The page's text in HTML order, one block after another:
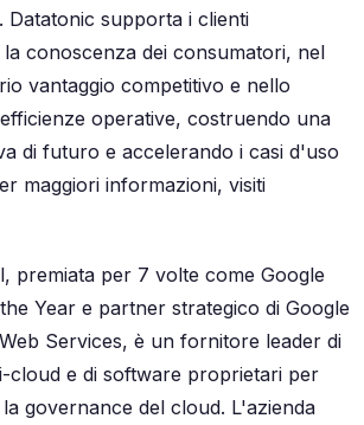
Datatonic supporta i clienti
conoscenza dei consumatori, nel
vantaggio competitivo e nello
operative, costruendo una
di futuro e accelerando i casi d'uso
maggiori informazioni, visiti
premiata per 7 volte come Google
Year e partner strategico di Google
Services, è un fornitore leader di
cloud e di software proprietari per
governance del cloud. L'azienda